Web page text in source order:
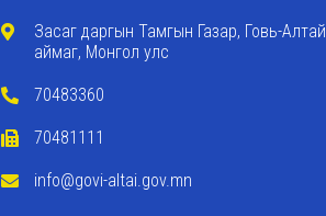
Засаг даргын Тамгын Газар, Говь-Алтай
аймаг, Монгол улс
70483360
70481111
info@govi-altai.gov.mn